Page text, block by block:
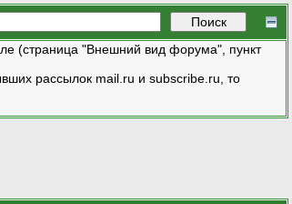
(страница "Внешний вид форума", пункт
рассылок mail.ru и subscribe.ru, то